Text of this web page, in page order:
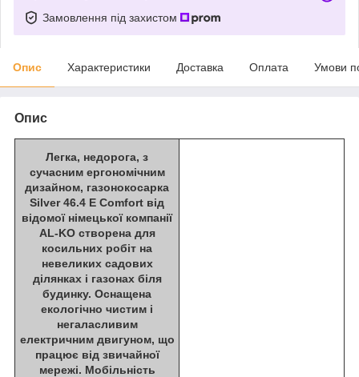
Замовлення під захистом
Опис Характеристики Доставка Оплата Умови
Опис
Легка, недорога, з
сучасним ергономічним
дизайном, газонокосарка
Silver 46.4 E Comfort від
відомої німецької компанії
AL-KO створена для
косильних робіт на
невеликих садових
ділянках і газонах біля
будинку. Оснащена
екологічно чистим і
негаласливим
електричним двигуном, що
працює від звичайної
мережі. Мобільність